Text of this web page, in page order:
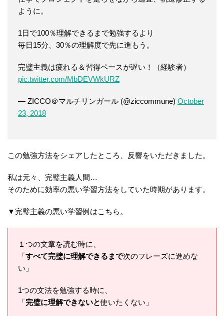
ように。
1日で100％理解できるまで勉強するより
毎日15分、30％の理解度で先に進もう。
完璧主義は疲れる＆習得ペースが遅い！（経験者）
pic.twitter.com/MbDEVWkURZ
— ZICCO＠マルチリンガール (@ziccommune) October
23, 2018
この勉強方法をシェアしたところ、反響をいただきました。
私は元々、完璧主義人間…
そのために効率の悪い学習方法をしていた時期があります。
▼完璧主義の悪い学習例はこちら。
１つの文章を読む時に、
「すべて完璧に理解できるまで次のフレーズに進めな
い」
1つの文法を勉強する時に、
「完璧に理解できないと使いたくない」